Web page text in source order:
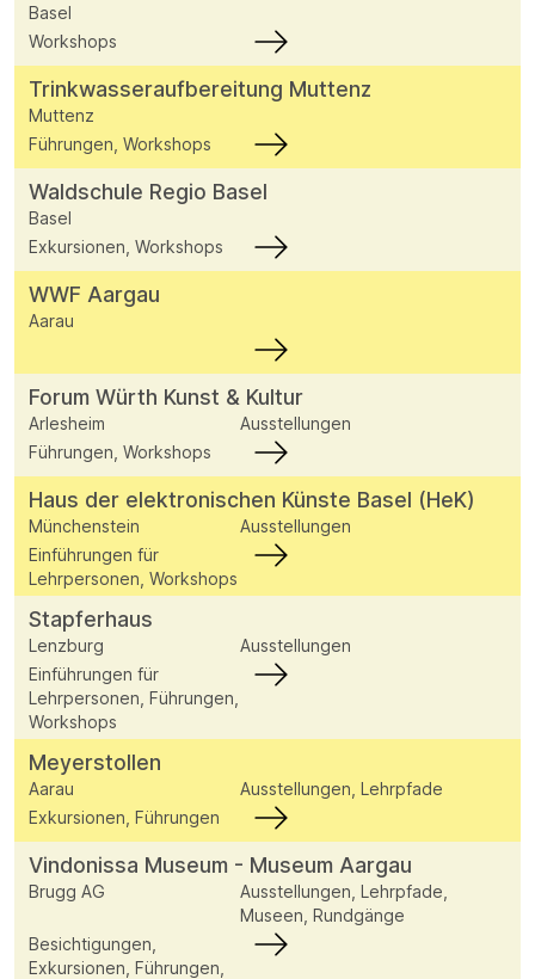
Basel
Workshops
Trinkwasseraufbereitung Muttenz
Muttenz
Führungen, Workshops
Waldschule Regio Basel
Basel
Exkursionen, Workshops
WWF Aargau
Aarau
Forum Würth Kunst & Kultur
Arlesheim
Ausstellungen
Führungen, Workshops
Haus der elektronischen Künste Basel (HeK)
Münchenstein
Ausstellungen
Einführungen für
Lehrpersonen, Workshops
Stapferhaus
Lenzburg
Ausstellungen
Einführungen für
Lehrpersonen, Führungen,
Workshops
Meyerstollen
Aarau
Ausstellungen, Lehrpfade
Exkursionen, Führungen
Vindonissa Museum - Museum Aargau
Brugg AG
Ausstellungen, Lehrpfade,
Museen, Rundgänge
Besichtigungen,
Exkursionen, Führungen,